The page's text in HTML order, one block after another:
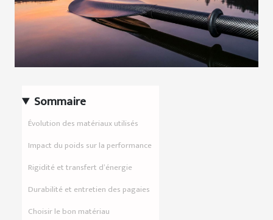
Sommaire
Évolution des matériaux utilisés
Impact du poids sur la performance
Rigidité et transfert d’énergie
Durabilité et entretien des pagaies
Choisir le bon matériau